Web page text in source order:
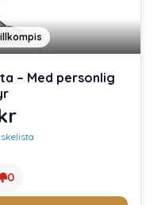
– Med personlig
0